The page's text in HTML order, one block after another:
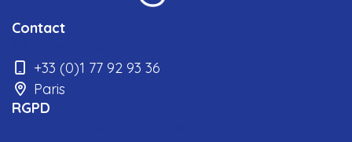
Contact
+33 (0)1 77 92 93 36
Paris
RGPD